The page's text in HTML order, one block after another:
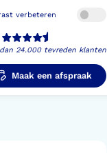
verbeteren
24.000 tevreden klanten
Maak een afspraak